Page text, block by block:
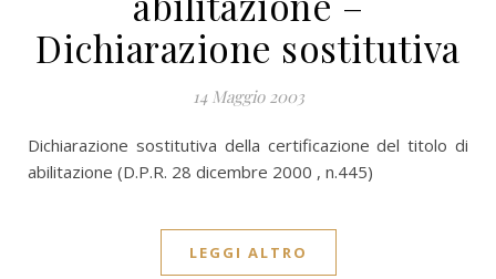
Dichiarazione sostitutiva
14 Maggio 2003
Dichiarazione sostitutiva della certificazione del titolo di
abilitazione (D.P.R. 28 dicembre 2000 , n.445)
LEGGI ALTRO